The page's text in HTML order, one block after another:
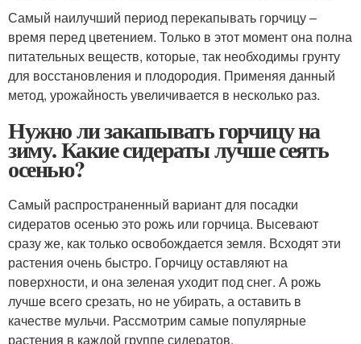
Самый наилучший период перекапывать горчицу –
время перед цветением. Только в этот момент она полна
питательных веществ, которые, так необходимы грунту
для восстановления и плодородия. Применяя данный
метод, урожайность увеличивается в несколько раз.
Нужно ли закапывать горчицу на
зиму. Какие сидераты лучше сеять
осенью?
Самый распространенный вариант для посадки
сидератов осенью это рожь или горчица. Высевают
сразу же, как только освобождается земля. Всходят эти
растения очень быстро. Горчицу оставляют на
поверхности, и она зеленая уходит под снег. А рожь
лучше всего срезать, но не убирать, а оставить в
качестве мульчи. Рассмотрим самые популярные
растения в каждой группе сидератов.